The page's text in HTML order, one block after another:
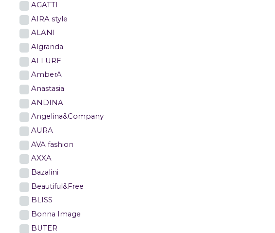
AGATTI
AIRA style
ALANI
Algranda
ALLURE
AmberA
Anastasia
ANDINA
Angelina&Company
AURA
AVA fashion
AXXA
Bazalini
Beautiful&Free
BLISS
Bonna Image
BUTER